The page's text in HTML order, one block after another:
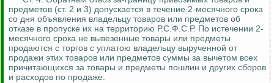
предметов (ст. 2 и 3) допускается в течение 2-месячного срока
со дня объявления владельцу товаров или предметов об
отказе в пропуске их на территорию Р.С.Ф.С.Р. По истечении 2-
месячного срока не вывезенные товары или предметы
продаются с торгов с уплатою владельцу вырученной от
продажи этих товаров или предметов суммы за вычетом всех
причитающихся за товары и предметы пошлин и других сборов
и расходов по продаже.